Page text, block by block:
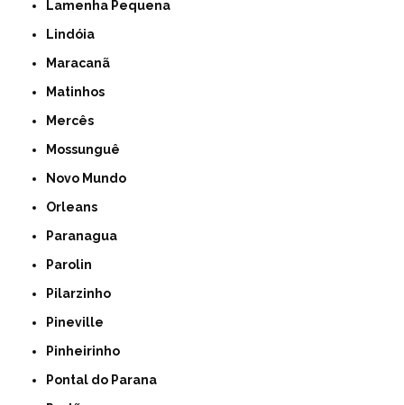
Lamenha Pequena
Lindóia
Maracanã
Matinhos
Mercês
Mossunguê
Novo Mundo
Orleans
Paranagua
Parolin
Pilarzinho
Pineville
Pinheirinho
Pontal do Parana